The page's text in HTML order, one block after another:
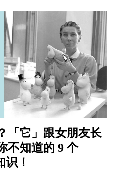
「它」跟女朋友长
不知道的 9 个
！